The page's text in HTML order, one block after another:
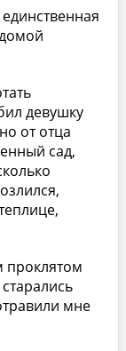
девушку
от отца
сад,
проклятом
мне